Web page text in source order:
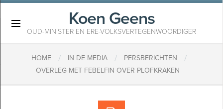
Koen Geens
OUD-MINISTER EN ERE-VOLKSVERTEGENWOORDIGER
HOME / IN DE MEDIA / PERSBERICHTEN /
OVERLEG MET FEBELFIN OVER PLOFKRAKEN